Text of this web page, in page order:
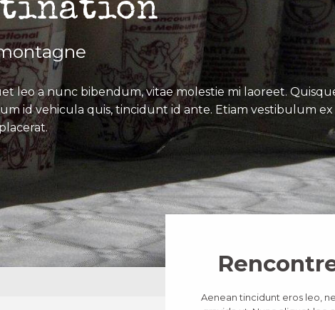
leo a nunc bibendum, vitae molestie mi laoreet.
id vehicula quis, tincidunt id ante. Etiam vestibulum ex
Aenean tincidunt eros leo,